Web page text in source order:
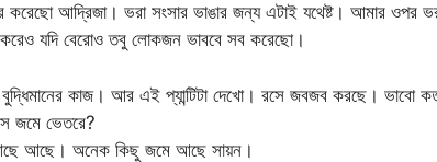
আদ্রিজা। ভরা সংসার ভাঙার জন্য এটাই যথেষ্ট। আমার ওপর
যদি বেরোও তবু লোকজন ভাববে সব করেছো।
বুদ্ধিমানের কাজ। আর এই প্যান্টিটা দেখো। রসে জবজব করছে।
জমে ভেতরে?
আছে। অনেক কিছু জমে আছে সায়ন।